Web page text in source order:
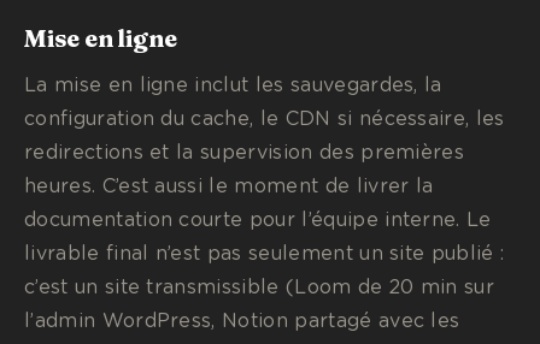
Mise en ligne
La mise en ligne inclut les sauvegardes, la
configuration du cache, le CDN si nécessaire, les
redirections et la supervision des premières
heures. C’est aussi le moment de livrer la
documentation courte pour l’équipe interne. Le
livrable final n’est pas seulement un site publié :
c’est un site transmissible (Loom de 20 min sur
l’admin WordPress, Notion partagé avec les